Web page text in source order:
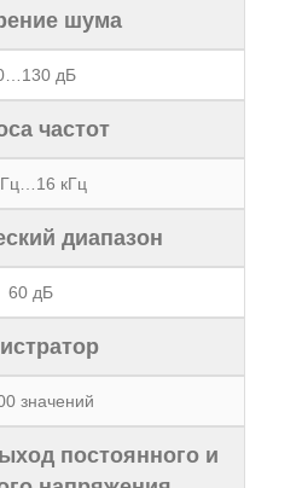
шума
дБ
частот
кГц
диапазон
60 дБ
значений
постоянного и